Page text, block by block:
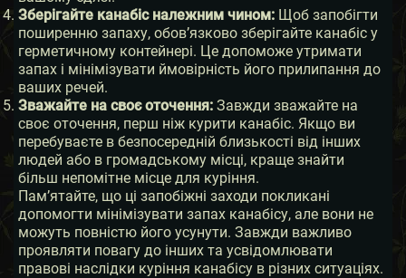
Зберігайте канабіс належним чином: Щоб запобігти
поширенню запаху, обов’язково зберігайте канабіс у
герметичному контейнері. Це допоможе утримати
запах і мінімізувати ймовірність його прилипання до
ваших речей.
Зважайте на своє оточення: Завжди зважайте на
своє оточення, перш ніж курити канабіс. Якщо ви
перебуваєте в безпосередній близькості від інших
людей або в громадському місці, краще знайти
більш непомітне місце для куріння.
Пам’ятайте, що ці запобіжні заходи покликані
допомогти мінімізувати запах канабісу, але вони не
можуть повністю його усунути. Завжди важливо
проявляти повагу до інших та усвідомлювати
правові наслідки куріння канабісу в різних ситуаціях.